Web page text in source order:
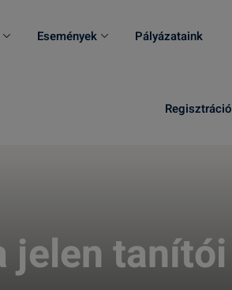
Események Pályázataink
jelen